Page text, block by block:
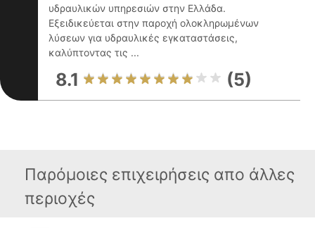
υδραυλικών υπηρεσιών στην Ελλάδα.
Εξειδικεύεται στην παροχή ολοκληρωμένων
λύσεων για υδραυλικές εγκαταστάσεις,
καλύπτοντας τις ...
8.1 (5)
Παρόμοιες επιχειρήσεις απο άλλες
περιοχές